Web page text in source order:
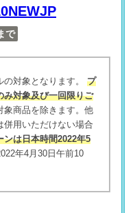
で
対象となります。 プ
み対象及び一回限りご
象商品を除きます。他
併用いただけない場合
ンは日本時間2022年5
年4月30日午前10